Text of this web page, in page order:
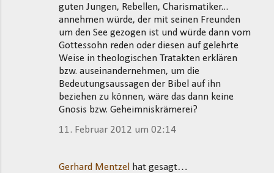
guten Jungen, Rebellen, Charismatiker...
annehmen würde, der mit seinen Freunden
um den See gezogen ist und würde dann vom
Gottessohn reden oder diesen auf gelehrte
Weise in theologischen Tratakten erklären
bzw. auseinandernehmen, um die
Bedeutungsaussagen der Bibel auf ihn
beziehen zu können, wäre das dann keine
Gnosis bzw. Geheimniskrämerei?
11. Februar 2012 um 02:14
Gerhard Mentzel
hat gesagt…